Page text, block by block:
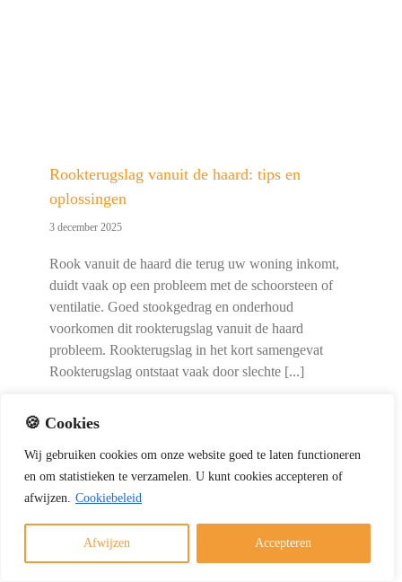
🍪 Cookies
Wij gebruiken cookies om onze website goed te laten functioneren
en om statistieken te verzamelen. U kunt cookies accepteren of
afwijzen. Cookiebeleid
Afwijzen Accepteren
Rookterugslag vanuit de haard: tips en
oplossingen
3 december 2025
Rook vanuit de haard die terug uw woning inkomt,
duidt vaak op een probleem met de schoorsteen of
ventilatie. Goed stookgedrag en onderhoud
voorkomen dit rookterugslag vanuit de haard
probleem. Rookterugslag in het kort samengevat
Rookterugslag ontstaat vaak door slechte [...]